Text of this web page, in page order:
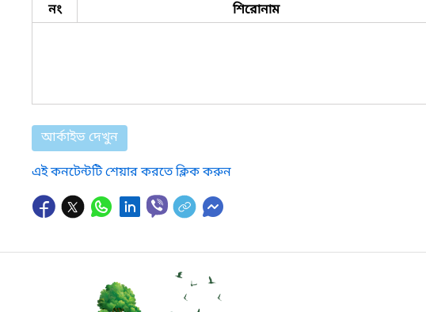
নং শিরোনাম
আর্কাইভ দেখুন
এই কনটেন্টটি শেয়ার করতে ক্লিক করুন